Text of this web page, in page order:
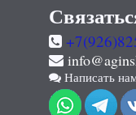
Написать